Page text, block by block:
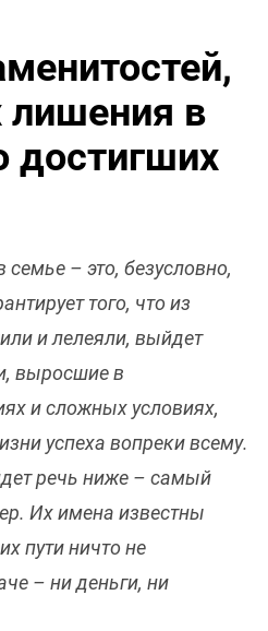
лишения в
достигших
– это, безусловно,
того, что из
и лелеяли, выйдет
выросшие в
и сложных условиях,
успеха вопреки всему.
речь ниже – самый
Их имена известны
пути ничто не
– ни деньги, ни